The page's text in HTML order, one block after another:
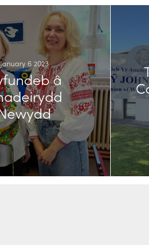
January 6 2023
â